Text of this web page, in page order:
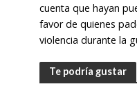
cuenta que hayan
favor de quienes
violencia durante la
Te podría gustar